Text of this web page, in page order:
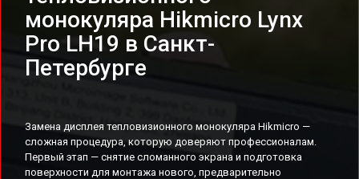
монокуляра Hikmicro Lynx
Pro LH19 в Санкт-
Петербурге
Замена дисплея тепловизионного монокуляра Hikmicro —
сложная процедура, которую доверяют профессионалам.
Первый этап — снятие сломанного экрана и подготовка
поверхности для монтажа нового, предварительно